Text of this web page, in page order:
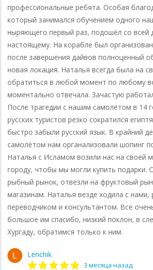
профессиональные ребята. Особая
который занимался обучением одного
ныряющего первый раз, подошёл со всей
настоящему. На корабле был организован
после завершения дайвов полноценный
новая локация. Наталья всегда была на
обратиться в любой момент по любому
моментально отвечала. Зачастую
После трагедии с нашим самолётом в 14
русских туристов резко сократился
быстро забыли русский язык. В крайний
самолётом нам органализовали шопинг
Наталья с Исламом возили нас на своей
городу, чтобы мы могли купить подарки.
рыбный рынок, отвезли на фруктовый
магазинам. Наталья везде ходила с нами,
переводчиком и консультантом. Все
большое им спасибо, низкий поклон, в
Хургаду, обратимся только к ним.
Lenchik
3 месяца назад